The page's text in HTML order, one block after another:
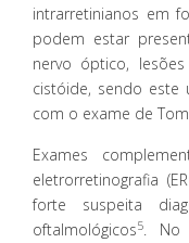
intrarretinianos em
podem estar
nervo óptico,
cistóide, sendo este
com o exame de
Exames
eletrorretinografia
forte suspeita
oftalmológicos5. No